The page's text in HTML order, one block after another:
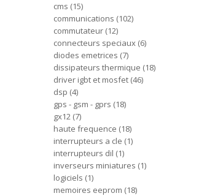
cms 15
communications 102
commutateur 12
connecteurs speciaux 6
diodes emetrices 7
dissipateurs thermique 18
driver igbt et mosfet 46
dsp 4
gps - gsm - gprs 18
gx12 7
haute frequence 18
interrupteurs a cle 1
interrupteurs dil 1
inverseurs miniatures 1
logiciels 1
memoires eeprom 18